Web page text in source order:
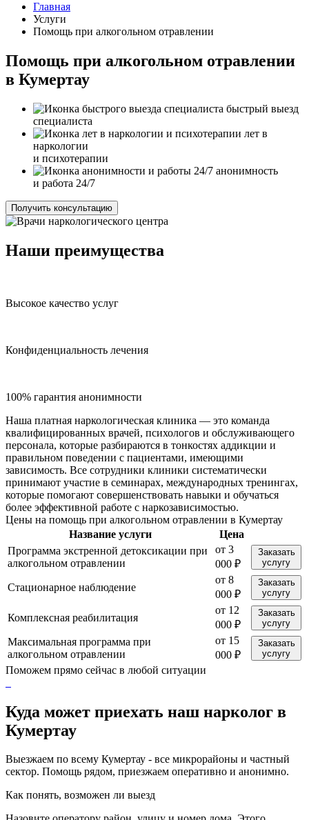
Главная
Услуги
Помощь при алкогольном отравлении
Помощь при алкогольном отравлении
в Кумертау
быстрый выезд
специалиста
лет в
наркологии
и психотерапии
анонимность
и работа 24/7
Получить консультацию
Наши преимущества
Высокое качество услуг
Конфиденциальность лечения
100% гарантия анонимности
Наша платная наркологическая клиника — это команда
квалифицированных врачей, психологов и обслуживающего
персонала, которые разбираются в тонкостях аддикции и
правильном поведении с пациентами, имеющими
зависимость. Все сотрудники клиники систематически
принимают участие в семинарах, международных тренингах,
которые помогают совершенствовать навыки и обучаться
более эффективной работе с наркозависимостью.
Цены на помощь при алкогольном отравлении в Кумертау
Название услуги
Цена
Программа экстренной детоксикации при
алкогольном отравлении
от 3
000 ₽
Заказать
услугу
Стационарное наблюдение
от 8
000 ₽
Заказать
услугу
Комплексная реабилитация
от 12
000 ₽
Заказать
услугу
Максимальная программа при
алкогольном отравлении
от 15
000 ₽
Заказать
услугу
Поможем прямо сейчас в любой ситуации
Куда может приехать наш нарколог в
Кумертау
Выезжаем по всему Кумертау - все микрорайоны и частный
сектор. Помощь рядом, приезжаем оперативно и анонимно.
Как понять, возможен ли выезд